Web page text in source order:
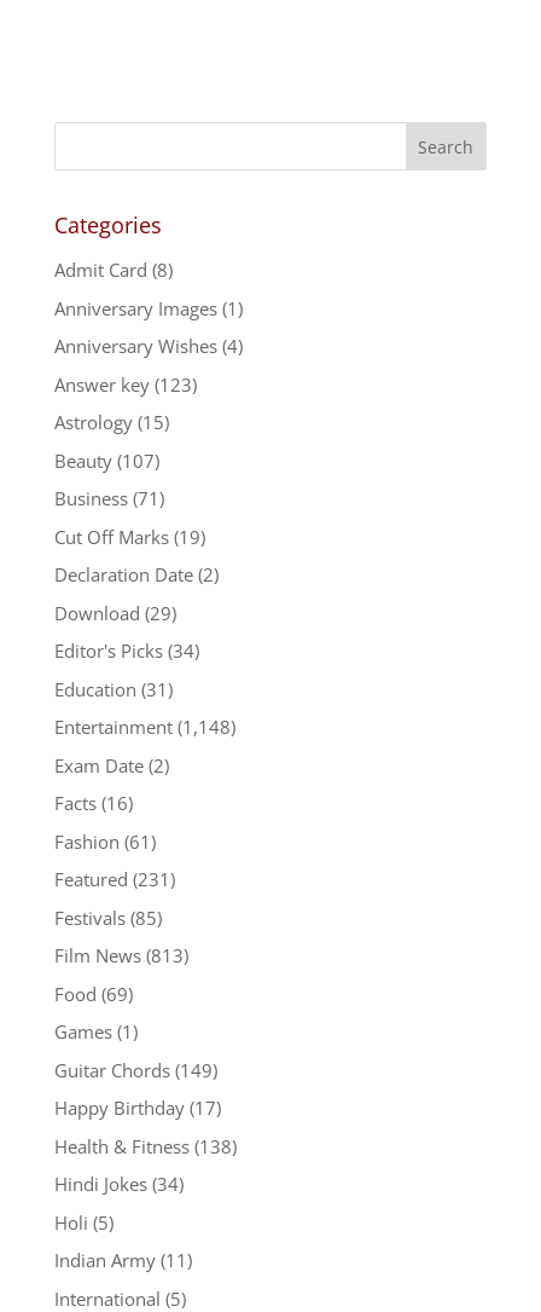
Categories
Admit Card (8)
Anniversary Images(1)
Anniversary Wishes(4)
Answer key(123)
Astrology(15)
Beauty(107)
Business(71)
Cut Off Marks(19)
Declaration Date(2)
Download (29)
Editor's Picks(34)
Education (31)
Entertainment(1,148)
Exam Date(2)
Facts(16)
Fashion (61)
Featured (231)
Festivals(85)
Film News(813)
Food (69)
Games(1)
Guitar Chords(149)
Happy Birthday(17)
Health & Fitness(138)
Hindi Jokes(34)
Holi (5)
Indian Army(11)
International (5)